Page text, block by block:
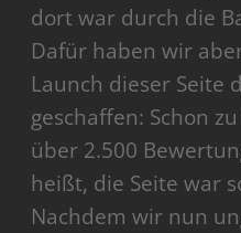
dort war durch die
Dafür haben wir
Launch dieser Seite
geschaffen: Schon
über 2.500
heißt, die Seite war
Nachdem wir nun